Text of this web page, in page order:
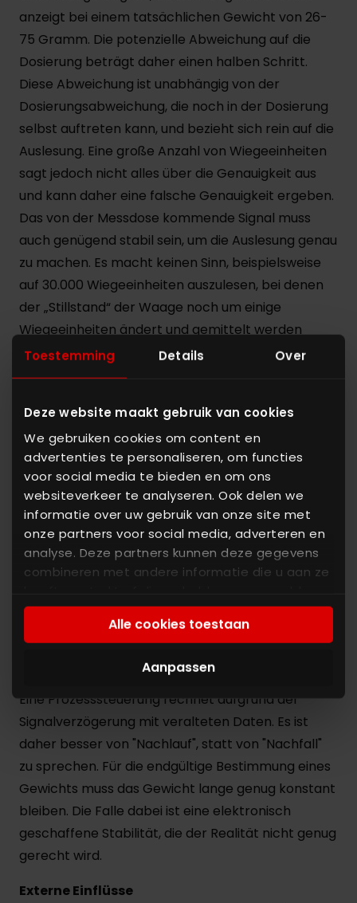
Toestemming Details Over
Deze website maakt gebruik van cookies
We gebruiken cookies om content en
advertenties te personaliseren, om functies
voor social media te bieden en om ons
websiteverkeer te analyseren. Ook delen we
informatie over uw gebruik van onze site met
onze partners voor social media, adverteren en
analyse. Deze partners kunnen deze gegevens
combineren met andere informatie die u aan ze
basis van uw gebruik van hun services. U gaat
akkoord met onze cookies als u onze website
blijft gebruiken.
Alle cookies toestaan
Aanpassen
anzeigt bei einem tatsächlichen Gewicht von 26-
75 Gramm. Die potenzielle Abweichung auf die
Dosierung beträgt daher einen halben Schritt.
Diese Abweichung ist unabhängig von der
Dosierungsabweichung, die noch in der Dosierung
selbst auftreten kann, und bezieht sich rein auf die
Auslesung. Eine große Anzahl von Wiegeeinheiten
sagt jedoch nicht alles über die Genauigkeit aus
und kann daher eine falsche Genauigkeit ergeben.
Das von der Messdose kommende Signal muss
auch genügend stabil sein, um die Auslesung genau
zu machen. Es macht keinen Sinn, beispielsweise
auf 30.000 Wiegeeinheiten auszulesen, bei denen
der „Stillstand“ der Waage noch um einige
Wiegeeinheiten ändert und gemittelt werden
muss. Dies ergibt eine falsche Genauigkeit. Es ist
die Kombination der mechanischen und
wirkliche Genauigkeit bestimmt.
Signalverzögerung
Signalverzögerung (Latenz), die Zeit, die zwischen
dem Signal von der Messdose und der
Verarbeitung durch die Steuerung verstreicht, ist
ein ernsthaft missverstandenes Problem bei
dosierenden Waagen. Die Signalverzögerung
Filterung und Berechnung des Mittelwertes, um die
Stabilität des Signals zu verbessern. Aber auch die
und Controller darf nicht unterschätzt werden.
Eine Prozesssteuerung rechnet aufgrund der
Signalverzögerung mit veralteten Daten. Es ist
daher besser von "Nachlauf", statt von "Nachfall"
zu sprechen. Für die endgültige Bestimmung eines
Gewichts muss das Gewicht lange genug konstant
bleiben. Die Falle dabei ist eine elektronisch
geschaffene Stabilität, die der Realität nicht genug
gerecht wird.
Externe Einflüsse